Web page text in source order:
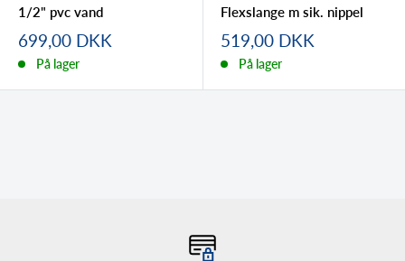
1/2" pvc vand
Tilbudspris
699,00 DKK
På lager
Flexslange m sik. nippel
Tilbudspris
519,00 DKK
På lager